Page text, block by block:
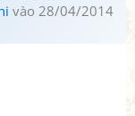
vào 28/04/2014